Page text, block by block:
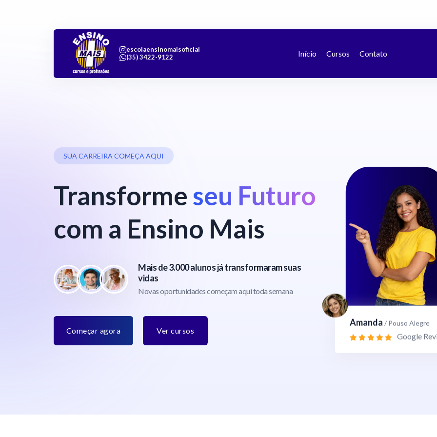
escolaensinomaisoficial
(35) 3422-9122
Início Cursos Contato
SUA CARREIRA COMEÇA AQUI
Transforme seu Futuro
com a Ensino Mais
Mais de 3.000 alunos já transformaram suas
vidas
Novas oportunidades começam aqui toda semana
Começar agora Ver cursos
Amanda / Pouso Alegre
Google